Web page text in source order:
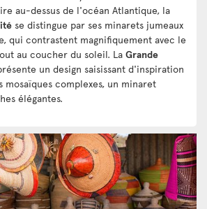
au-dessus de l'océan Atlantique, la
se distingue par ses minarets jumeaux
qui contrastent magnifiquement avec le
au coucher du soleil. La Grande
un design saisissant d'inspiration
mosaïques complexes, un minaret
élégantes.